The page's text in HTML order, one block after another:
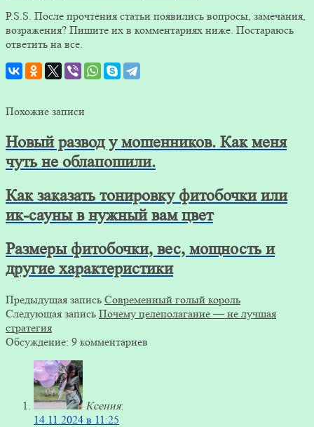
P.S.S. После прочтения статьи появились вопросы, замечания,
возражения? Пишите их в комментариях ниже. Постараюсь
ответить на все.
Похожие записи
Новый развод у мошенников. Как меня
чуть не облапошили.
Как заказать тонировку фитобочки или
ик-сауны в нужный вам цвет
Размеры фитобочки, вес, мощность и
другие характеристики
Предыдущая запись Современный голый король
Следующая запись Почему целеполагание — не лучшая
стратегия
Обсуждение: 9 комментариев
Ксения:
14.11.2024 в 11:25